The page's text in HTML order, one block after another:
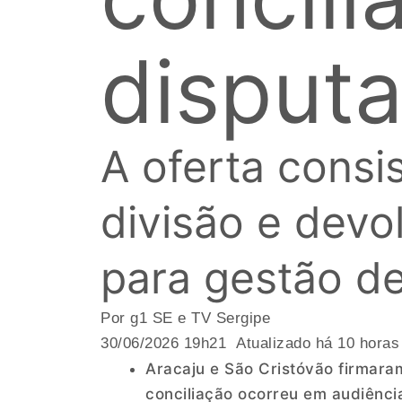
A oferta
divisão e
para gestão
Por g1 SE e TV Sergipe
30/06/2026 19h21 Atualizado há 10 horas
Aracaju e São Cristóvão
conciliação ocorreu em